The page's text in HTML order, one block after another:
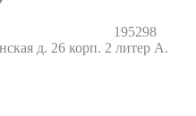
195298
д. 26 корп. 2 литер А.